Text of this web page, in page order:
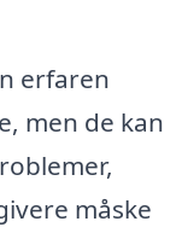
erfaren
men de kan
måske